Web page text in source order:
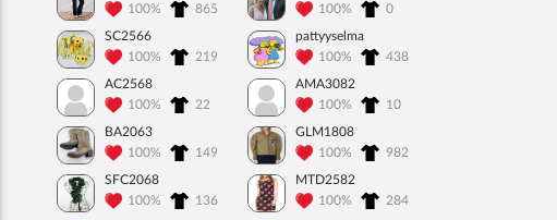
100%
865
100%
0
SC2566
100%
219
pattyyselma
100%
438
AC2568
100%
22
AMA3082
100%
10
BA2063
100%
149
GLM1808
100%
982
SFC2068
100%
136
MTD2582
100%
284